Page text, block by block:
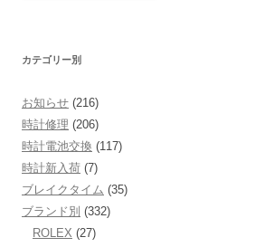
カテゴリー別
お知らせ (216)
時計修理 (206)
時計電池交換 (117)
時計新入荷 (7)
ブレイクタイム (35)
ブランド別 (332)
ROLEX (27)